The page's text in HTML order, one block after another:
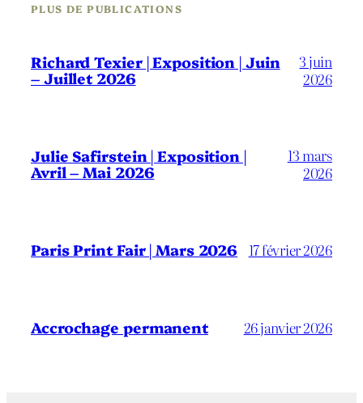
PLUS DE PUBLICATIONS
Richard Texier | Exposition | Juin
– Juillet 2026
3 juin
2026
Julie Safirstein | Exposition |
Avril – Mai 2026
13 mars
2026
Paris Print Fair | Mars 2026 17 février 2026
Accrochage permanent 26 janvier 2026